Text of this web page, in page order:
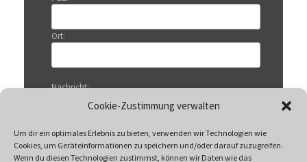
Cookie-Zustimmung verwalten
Um dir ein optimales Erlebnis zu bieten, verwenden wir Technologien wie
Cookies, um Geräteinformationen zu speichern und/oder darauf zuzugreifen.
Wenn du diesen Technologien zustimmst, können wir Daten wie das
Ort:
Nachricht: